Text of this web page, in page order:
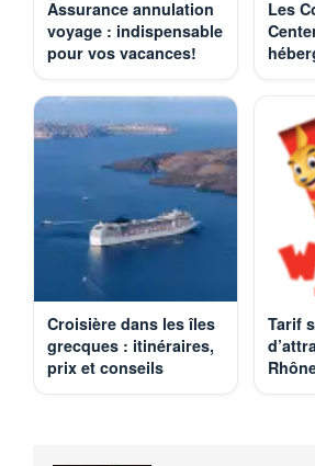
Assurance annulation
voyage : indispensable
pour vos vacances!
Les
Croisière dans les îles
grecques : itinéraires,
prix et conseils
Tarif